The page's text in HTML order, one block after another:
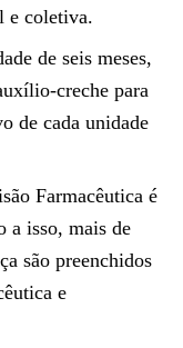
e coletiva.
de seis meses,
creche para
de cada unidade
Farmacêutica é
a isso, mais de
são preenchidos
e